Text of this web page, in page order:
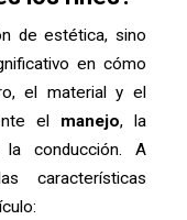
de estética, sino
en cómo
el material y el
el manejo, la
conducción. A
características